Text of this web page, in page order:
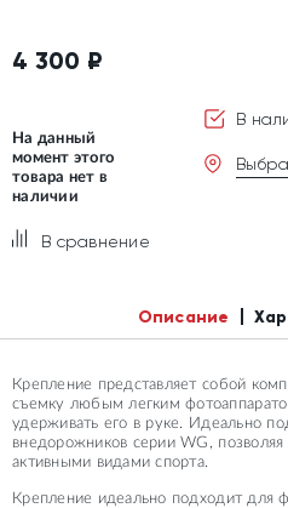
4 300 ₽
На данный
момент этого
товара нет в
наличии
В сравнение
В
Описание
Крепление представляет собой
съемку любым легким
удерживать его в руке. Идеально
внедорожников серии WG,
активными видами спорта.
Крепление идеально подходит для